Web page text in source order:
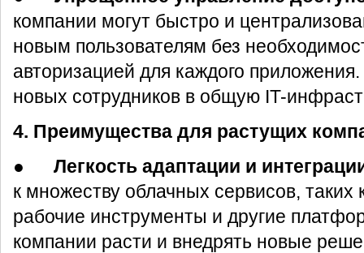
компании могут быстро и
новым пользователям без
авторизацией для каждого
новых сотрудников в общую IT-
4. Преимущества для растущих
● Легкость адаптации и
к множеству облачных сервисов, таких
рабочие инструменты и другие
компании расти и внедрять новые